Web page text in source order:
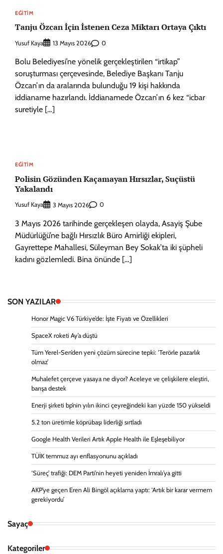
EĞITIM
Tanju Özcan İçin İstenen Ceza Miktarı Ortaya Çıktı
Yusuf Kaya 13 Mayıs 2026 0
Bolu Belediyesi’ne yönelik gerçekleştirilen “irtikap”
soruşturması çerçevesinde, Belediye Başkanı Tanju
Özcan’ın da aralarında bulunduğu 19 kişi hakkında
iddianame hazırlandı. İddianamede Özcan’ın 6 kez “icbar
suretiyle […]
EĞITIM
Polisin Gözünden Kaçamayan Hırsızlar, Suçüstü
Yakalandı
Yusuf Kaya 3 Mayıs 2026 0
3 Mayıs 2026 tarihinde gerçekleşen olayda, Asayiş Şube
Müdürlüğü’ne bağlı Hırsızlık Büro Amirliği ekipleri,
Gayrettepe Mahallesi, Süleyman Bey Sokak’ta iki şüpheli
kadını gözlemledi. Bina önünde […]
SON YAZILAR
Honor Magic V6 Türkiye’de: İşte Fiyatı ve Özellikleri
SpaceX roketi Ay’a düştü
Tüm Yerel-Sen’den yeni çözüm sürecine tepki: ‘Terörle pazarlık
olmaz’
Muhalefet çerçeve yasaya ne diyor? Aceleye ve çelişkilere eleştiri,
barışa destek
Enerji şirketi bp’nin yılın ikinci çeyreğindeki karı yüzde 150 yükseldi
5.2 ton üretimle köprübaşı liderliği sırtladı
Google Health Verileri Artık Apple Health ile Eşleşebiliyor
TÜİK temmuz ayı enflasyonunu açıkladı
‘Süreç’ trafiği: DEM Parti’nin heyeti yeniden İmralı’ya gitti
AKP’ye geçen Eren Ali Bingöl açıklama yaptı: ‘Artık bir karar vermem
gerekiyordu’
Sayaç
Kategoriler